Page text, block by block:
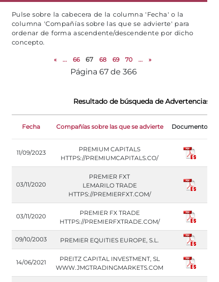
Pulse sobre la cabecera de la columna 'Fecha' o la
columna 'Compañías sobre las que se advierte' para
ordenar de forma ascendente/descendente por dicho
concepto.
« ... 66 67 68 69 70 ... »
Página 67 de 366
Resultado de búsqueda de Advertencias
Fecha Compañías sobre las que se advierte Documento
11/09/2023
PREMIUM CAPITALS
HTTPS://PREMIUMCAPITALS.CO/
03/11/2020
PREMIER FXT
LEMARILO TRADE
HTTPS://PREMIERFXT.COM/
03/11/2020
PREMIER FX TRADE
HTTPS://PREMIERFXTRADE.COM/
09/10/2003 PREMIER EQUITIES EUROPE, S.L.
14/06/2021
PREITZ CAPITAL INVESTMENT, SL
WWW.JMGTRADINGMARKETS.COM